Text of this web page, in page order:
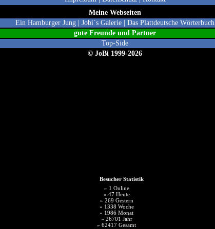
Meine Webseiten
Ein Hamburger Jung Jobi´s Galerie Das Plattdeutsche Wörterbuch
gute Freunde und Partner
Top-Side
© JoBi 1999-2026
Besucher Statistik
» 1 Online
» 47 Heute
» 269 Gestern
» 1338 Woche
» 1986 Monat
» 26701 Jahr
» 62417 Gesamt